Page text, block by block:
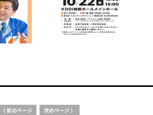
〈 前のページ 次のページ 〉